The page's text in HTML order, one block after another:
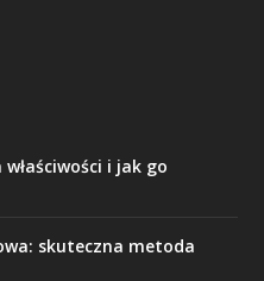
i jak go
skuteczna metoda